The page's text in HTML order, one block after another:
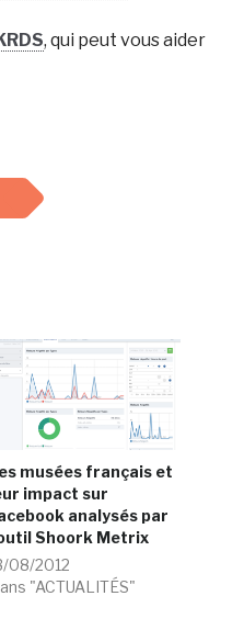
, qui peut vous aider
musées français et
impact sur
analysés par
Shoork Metrix
08/2012
"ACTUALITÉS"